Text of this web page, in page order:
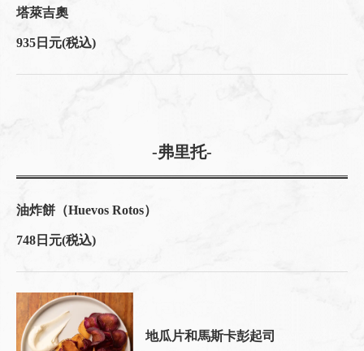
塔萊吉奧
935日元(税込)
-弗里托-
油炸餅（Huevos Rotos）
748日元(税込)
地瓜片和馬斯卡彭起司